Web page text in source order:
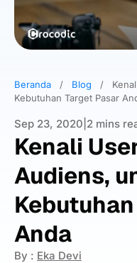
Beranda / Blog /
Kebutuhan Target Pasar
Sep 23, 2020 2 mins
Kenali
Audiens,
Anda
By : Eka Devi